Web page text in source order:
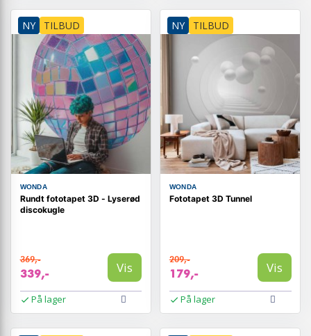
NY TILBUD
WONDA
Rundt fototapet 3D - Lyserød
discokugle
369,-
339,- Vis
På lager
NY TILBUD
WONDA
Fototapet 3D Tunnel
209,-
179,- Vis
På lager